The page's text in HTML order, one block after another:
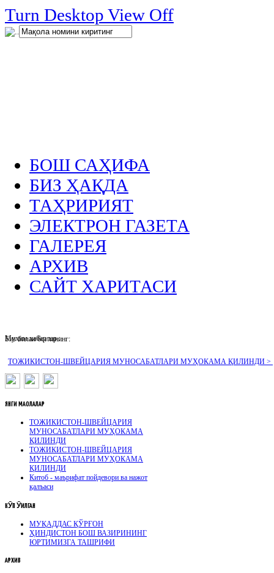
Turn Desktop View Off
.
БОШ САҲИФА
БИЗ ҲАҚДА
ТАҲРИРИЯТ
ЭЛЕКТРОН ГАЗЕТА
ГАЛЕРЕЯ
АРХИВ
САЙТ ХАРИТАСИ
Муҳим хабарлар :
ТОЖИКИСТОН-ШВЕЙЦАРИЯ МУНОСАБАТЛАРИ МУҲОКАМА ҚИЛИНДИ >
Биз билан боғланинг:
ЯНГИ МАҚОЛАЛАР
ТОЖИКИСТОН-ШВЕЙЦАРИЯ
МУНОСАБАТЛАРИ МУҲОКАМА
ҚИЛИНДИ
ТОЖИКИСТОН-ШВЕЙЦАРИЯ
МУНОСАБАТЛАРИ МУҲОКАМА
ҚИЛИНДИ
Китоб - маърифат пойдевори ва нажот
қалъаси
КӮП ӮҚИЛГАН
МУҚАДДАС ҚЎРҒОН
ҲИНДИСТОН БОШ ВАЗИРИНИНГ
ЮРТИМИЗГА ТАШРИФИ
АРХИВ